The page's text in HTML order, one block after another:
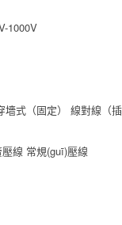
1000V
墻式（固定）
線對線（插
線 常規(guī)壓線